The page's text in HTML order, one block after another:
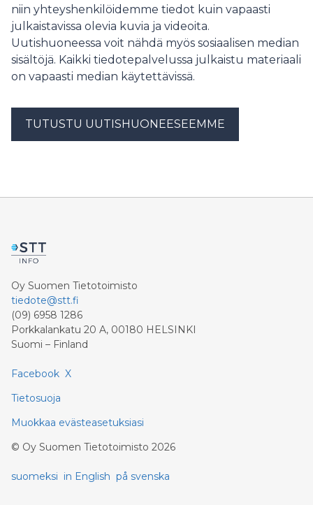
niin yhteyshenkilöidemme tiedot kuin vapaasti
julkaistavissa olevia kuvia ja videoita.
Uutishuoneessa voit nähdä myös sosiaalisen median
sisältöjä. Kaikki tiedotepalvelussa julkaistu materiaali
on vapaasti median käytettävissä.
TUTUSTU UUTISHUONEESEEMME
Oy Suomen Tietotoimisto
tiedote@stt.fi
(09) 6958 1286
Porkkalankatu 20 A, 00180 HELSINKI
Suomi – Finland
Facebook X
Tietosuoja
Muokkaa evästeasetuksiasi
© Oy Suomen Tietotoimisto 2026
suomeksi in English på svenska